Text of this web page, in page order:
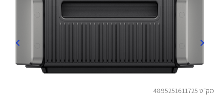
מק"ט 4895251611725